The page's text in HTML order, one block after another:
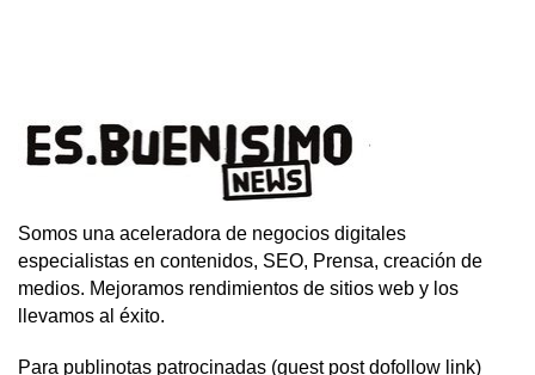
Somos una aceleradora de negocios digitales
especialistas en contenidos, SEO, Prensa, creación de
medios. Mejoramos rendimientos de sitios web y los
llevamos al éxito.
Para publinotas patrocinadas (guest post dofollow link)